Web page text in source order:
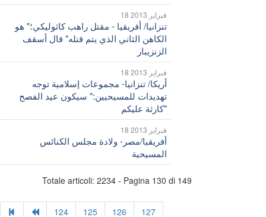
18 فبراير 2013
تنزانيا/ أفريقيا - مقتل راهب كاثوليكي؛" هو
الكاهن الثاني الذي يتم قتله" قال أسقف
الزنزيبار
18 فبراير 2013
أريكا/ تنزانيا- مجموعات إسلامية توجه
تهديدات للمسيحيين:" سيكون عيد الفصح
18 فبراير 2013
أفريقيا/مصر- ولادة مجلس الكنائس
المسيحية
Totale articoli: 2234 - Pagina 130 di 149
124 125 126
127